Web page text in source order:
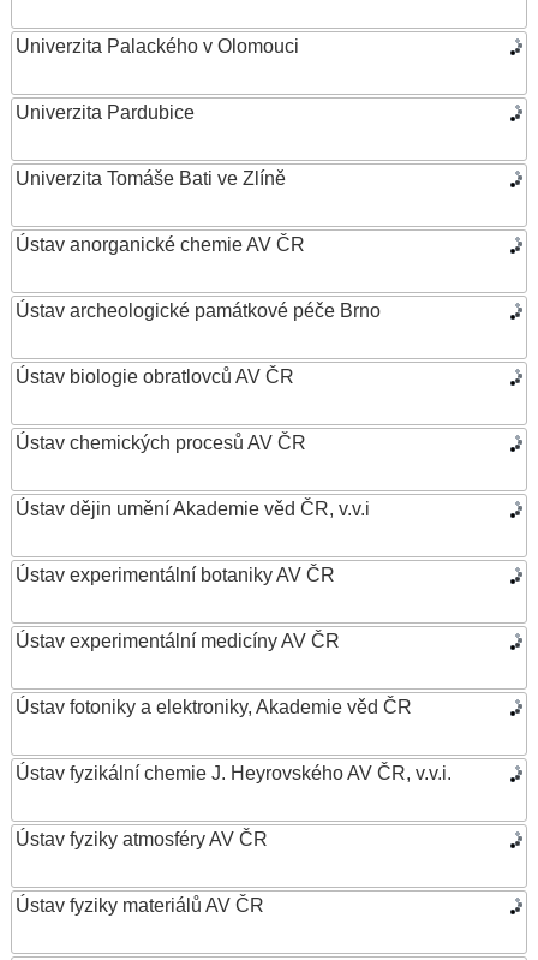
Univerzita Palackého v Olomouci
Univerzita Pardubice
Univerzita Tomáše Bati ve Zlíně
Ústav anorganické chemie AV ČR
Ústav archeologické památkové péče Brno
Ústav biologie obratlovců AV ČR
Ústav chemických procesů AV ČR
Ústav dějin umění Akademie věd ČR, v.v.i
Ústav experimentální botaniky AV ČR
Ústav experimentální medicíny AV ČR
Ústav fotoniky a elektroniky, Akademie věd ČR
Ústav fyzikální chemie J. Heyrovského AV ČR, v.v.i.
Ústav fyziky atmosféry AV ČR
Ústav fyziky materiálů AV ČR